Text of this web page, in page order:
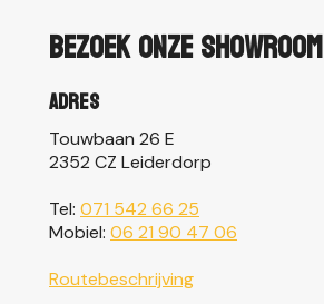
Bezoek onze showroom
Adres
Touwbaan 26 E
2352 CZ Leiderdorp
Tel: 071 542 66 25
Mobiel: 06 21 90 47 06
Routebeschrijving